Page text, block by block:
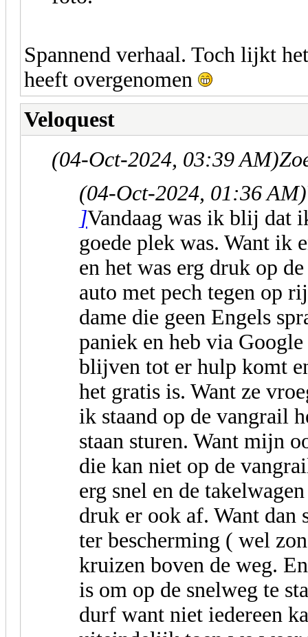
Spannend verhaal. Toch lijkt
heeft overgenomen
Veloquest
(04-Oct-2024, 03:39 AM)
(04-Oct-2024, 01:36 AM)
]Vandaag was ik blij dat
goede plek was. Want ik
en het was erg druk op
auto met pech tegen op
dame die geen Engels
paniek en heb via
blijven tot er hulp komt
het gratis is. Want ze
ik staand op de vangrail
staan sturen. Want mijn
die kan niet op de
erg snel en de
druk er ook af. Want dan
ter bescherming ( wel
kruizen boven de weg.
is om op de snelweg te
durf want niet iedereen